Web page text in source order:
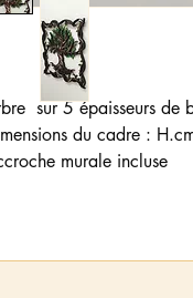
sur 5 épaisseurs de
du cadre :
murale incluse